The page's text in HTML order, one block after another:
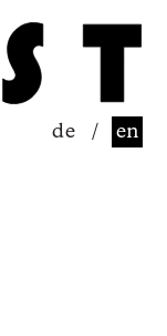
de / en